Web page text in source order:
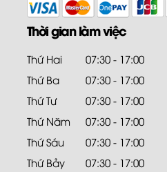
Thời gian làm việc
Thứ Hai
07:30 - 17:00
Thứ Ba
07:30 - 17:00
Thứ Tư
07:30 - 17:00
Thứ Năm
07:30 - 17:00
Thứ Sáu
07:30 - 17:00
Thứ Bảy
07:30 - 17:00